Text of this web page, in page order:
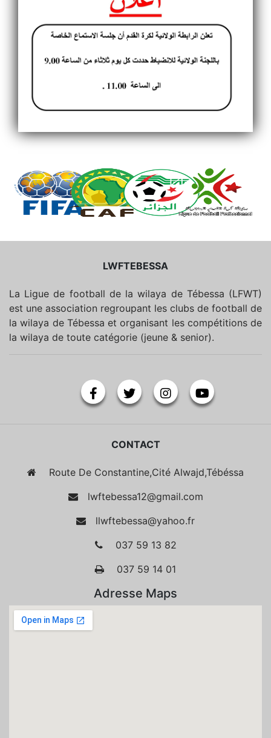
LWFTEBESSA
La Ligue de football de la wilaya de Tébessa (LFWT)
est une association regroupant les clubs de football de
la wilaya de Tébessa et organisant les compétitions de
la wilaya de toute catégorie (jeune & senior).
CONTACT
Route De Constantine,Cité Alwajd,Tébéssa
lwftebessa12@gmail.com
llwftebessa@yahoo.fr
037 59 13 82
037 59 14 01
Adresse Maps